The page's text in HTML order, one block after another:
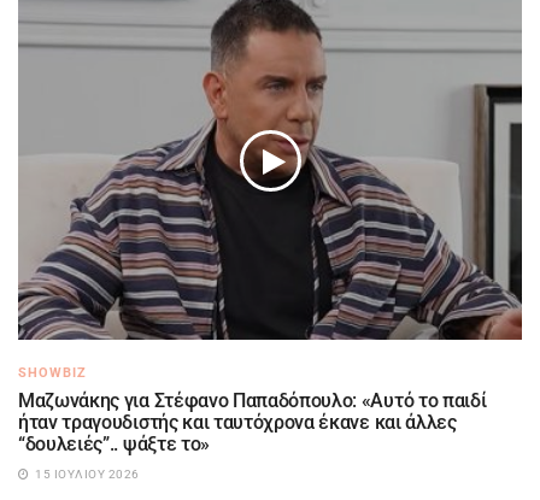
SHOWBIZ
Μαζωνάκης για Στέφανο Παπαδόπουλο: «Αυτό το παιδί
ήταν τραγουδιστής και ταυτόχρονα έκανε και άλλες
“δουλειές”.. ψάξτε το»
15 ΙΟΥΛΊΟΥ 2026